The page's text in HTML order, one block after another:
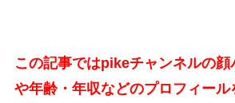
この記事ではpikeチャンネルの顔
や年齢・年収などのプロフィール